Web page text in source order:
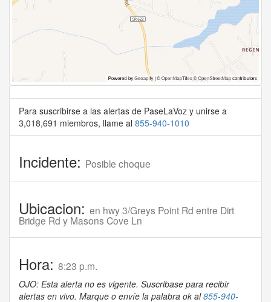
Para suscribirse a las alertas de PaseLaVoz y unirse a
3,018,691 miembros, llame al 855-940-1010
Incidente: Posible choque
Ubicacion: en hwy 3/Greys Point Rd entre Dirt
Bridge Rd y Masons Cove Ln
Hora: 8:23 p.m.
OJO: Esta alerta no es vigente. Suscribase para recibir
alertas en vivo. Marque o envíe la palabra ok al855-940-